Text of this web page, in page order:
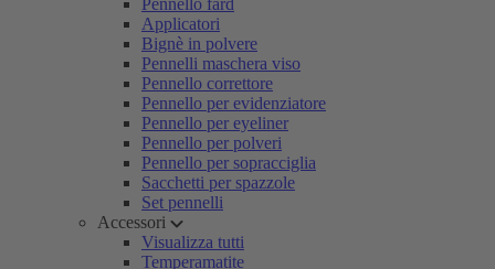
Pennello fard
Applicatori
Bignè in polvere
Pennelli maschera viso
Pennello correttore
Pennello per evidenziatore
Pennello per eyeliner
Pennello per polveri
Pennello per sopracciglia
Sacchetti per spazzole
Set pennelli
Accessori
Visualizza tutti
Temperamatite